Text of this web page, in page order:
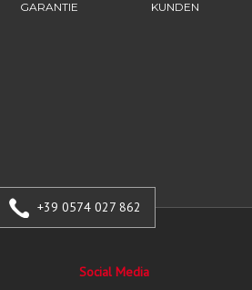
GARANTIE
KUNDEN
+39 0574 027 862
Social Media